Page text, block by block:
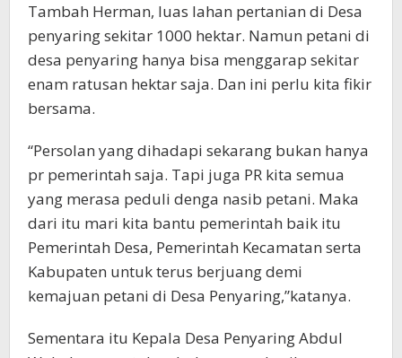
Tambah Herman, luas lahan pertanian di Desa
penyaring sekitar 1000 hektar. Namun petani di
desa penyaring hanya bisa menggarap sekitar
enam ratusan hektar saja. Dan ini perlu kita fikir
bersama.
“Persolan yang dihadapi sekarang bukan hanya
pr pemerintah saja. Tapi juga PR kita semua
yang merasa peduli denga nasib petani. Maka
dari itu mari kita bantu pemerintah baik itu
Pemerintah Desa, Pemerintah Kecamatan serta
Kabupaten untuk terus berjuang demi
kemajuan petani di Desa Penyaring,”katanya.
Sementara itu Kepala Desa Penyaring Abdul